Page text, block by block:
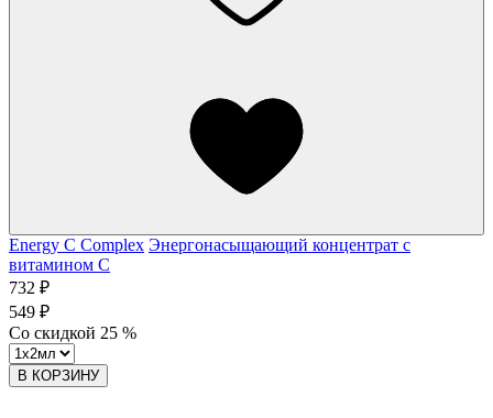
Energy C Complex Энергонасыщающий концентрат с
витамином C
732 ₽
549 ₽
Со скидкой 25 %
В КОРЗИНУ